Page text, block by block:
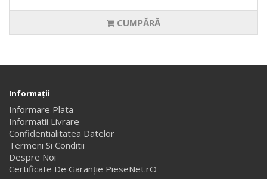
CUMPĂRĂ
Informaţii
Informare Plata
Informatii Livrare
Confidentialitatea Datelor
Termeni Si Conditii
Despre Noi
Certificate De Garanție PieseNet.rO